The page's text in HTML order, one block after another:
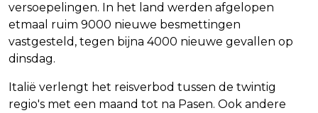
versoepelingen. In het land werden afgelopen
etmaal ruim 9000 nieuwe besmettingen
vastgesteld, tegen bijna 4000 nieuwe gevallen op
dinsdag.
Italië verlengt het reisverbod tussen de twintig
regio's met een maand tot na Pasen. Ook andere